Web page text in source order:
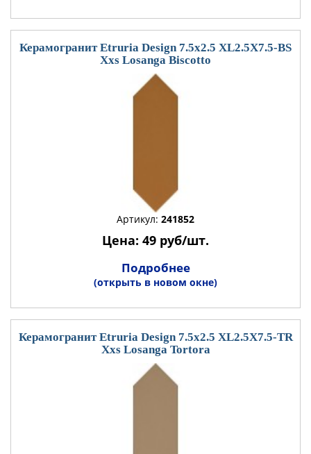
Керамогранит Etruria Design 7.5x2.5 XL2.5X7.5-BS
Xxs Losanga Biscotto
Артикул: 241852
Цена: 49 руб/шт.
Подробнее
(открыть в новом окне)
Керамогранит Etruria Design 7.5x2.5 XL2.5X7.5-TR
Xxs Losanga Tortora